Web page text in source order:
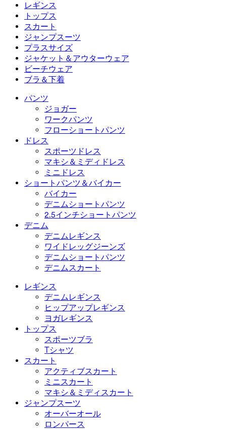
ミニドレス
デニムショートパンツ
2.5インチショートパンツ
デニムレギンス
ワイドレッグジーンズ
デニムショートパンツ
デニムスカート
レギンス
レギンス
デニムレギンス
ヒップアップレギンス
ヨガレギンス
トップス
トップス
スポーツブラ
Tシャツ
スカート
スカート
アクティブスカート
ミニスカート
マキシ＆ミディスカート
ジャンプスーツ
ジャンプスーツ
オーバーオール
ロンパース
プラスサイズ
プラスサイズ
プラスサイズボトムス
プラスサイズトップス
プラスサイズドレス
ジャケット＆アウターウェア
ジャケット＆アウターウェア
ジャケット＆アウターウェア
アウターウェア
ビーチウェア
ビーチウェア
水着トップス
水着ボトムス
水着セット
ブラ＆下着
ブラ＆下着
ブラ
下着
パンツ
ジョガー
ワークパンツ
フローショートパンツ
ドレス
スポーツドレス
マキシ＆ミディドレス
ミニドレス
ショートパンツ＆バイカー
バイカー
デニムショートパンツ
2.5インチショートパンツ
デニム
デニムレギンス
ワイドレッグジーンズ
デニムショートパンツ
デニムスカート
レギンス
デニムレギンス
ヒップアップレギンス
ヨガレギンス
トップス
スポーツブラ
Tシャツ
スカート
アクティブスカート
ミニスカート
マキシ＆ミディスカート
ジャンプスーツ
オーバーオール
ロンパース